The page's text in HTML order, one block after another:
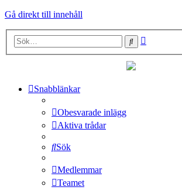
Gå direkt till innehåll
Sök
Snabblänkar
Obesvarade inlägg
Aktiva trådar
Sök
Medlemmar
Teamet